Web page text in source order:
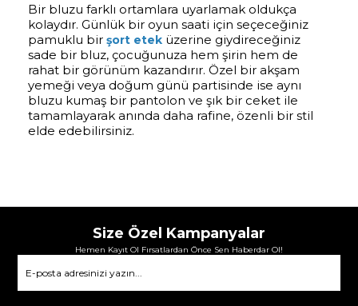
Bir bluzu farklı ortamlara uyarlamak oldukça
kolaydır. Günlük bir oyun saati için seçeceğiniz
pamuklu bir şort etek üzerine giydireceğiniz
sade bir bluz, çocuğunuza hem şirin hem de
rahat bir görünüm kazandırır. Özel bir akşam
yemeği veya doğum günü partisinde ise aynı
bluzu kumaş bir pantolon ve şık bir ceket ile
tamamlayarak anında daha rafine, özenli bir stil
elde edebilirsiniz.
Size Özel Kampanyalar
Hemen Kayıt Ol Fırsatlardan Önce Sen Haberdar Ol!